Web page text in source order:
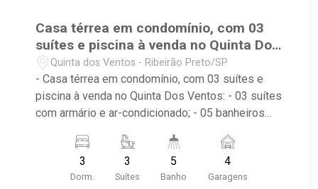
Casa térrea em condomínio, com 03
suítes e piscina à venda no Quinta Dos
Ventos
Quinta dos Ventos - Ribeirão Preto/SP
- Casa térrea em condomínio, com 03 suítes e
piscina à venda no Quinta Dos Ventos: - 03 suítes
com armário e ar-condicionado; - 05 banheiros
garagem, sendo duas cobertas; - Sala de jantar; -
Sala de TV; - Escritório; - Cozinha; - Área de
Serviço; - Quintal; - Corredor lateral; - Varanda
3
Dorm.
3
Suítes
5
Banho
4
Garagens